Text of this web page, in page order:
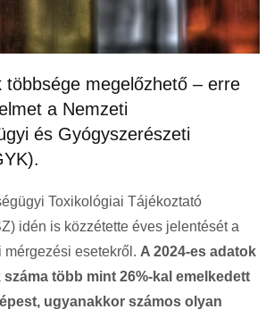
többsége megelőzhető – erre
a Nemzeti
és Gyógyszerészeti
Toxikológiai Tájékoztató
idén is közzétette éves jelentését a
mérgezési esetekről. A 2024-es adatok
több mint 26%-kal emelkedett
ugyanakkor számos olyan